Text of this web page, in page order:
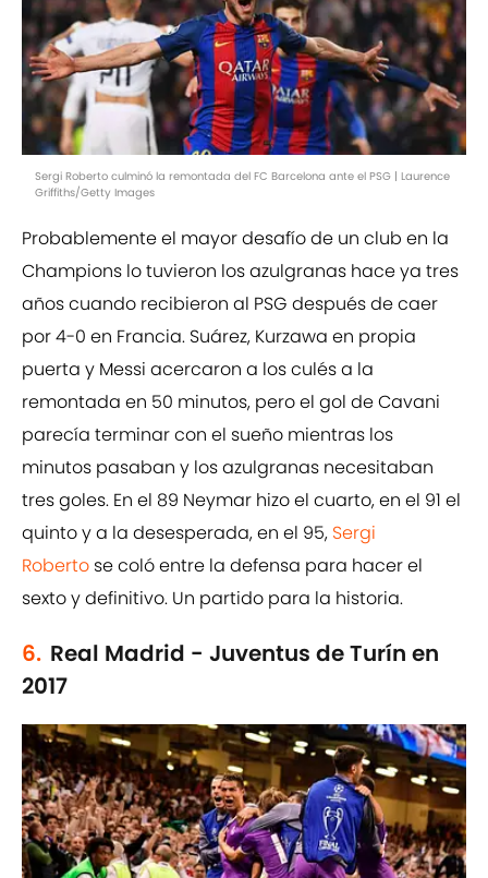
Sergi Roberto culminó la remontada del FC Barcelona ante el PSG | Laurence
Griffiths/Getty Images
Probablemente el mayor desafío de un club en la
Champions lo tuvieron los azulgranas hace ya tres
años cuando recibieron al PSG después de caer
por 4-0 en Francia. Suárez, Kurzawa en propia
puerta y Messi acercaron a los culés a la
remontada en 50 minutos, pero el gol de Cavani
parecía terminar con el sueño mientras los
minutos pasaban y los azulgranas necesitaban
tres goles. En el 89 Neymar hizo el cuarto, en el 91 el
quinto y a la desesperada, en el 95, Sergi
Roberto se coló entre la defensa para hacer el
sexto y definitivo. Un partido para la historia.
6. Real Madrid - Juventus de Turín en
2017